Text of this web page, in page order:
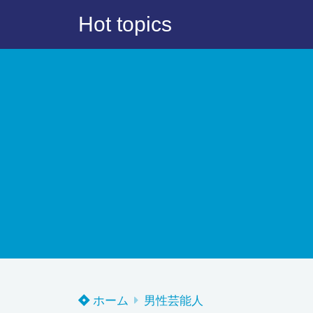
Hot topics
ホーム 男性芸能人